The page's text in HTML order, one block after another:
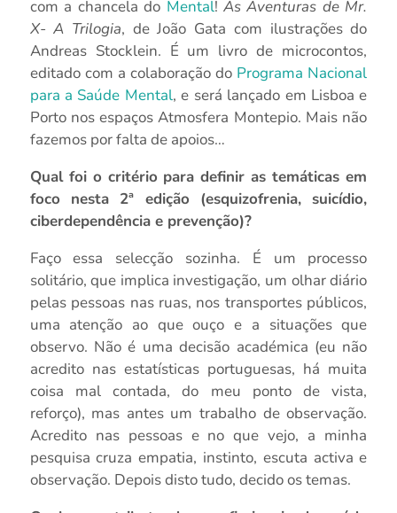
com a chancela do Mental! As Aventuras de Mr.
X- A Trilogia, de João Gata com ilustrações do
Andreas Stocklein. É um livro de microcontos,
editado com a colaboração do Programa Nacional
para a Saúde Mental, e será lançado em Lisboa e
Porto nos espaços Atmosfera Montepio. Mais não
fazemos por falta de apoios…
Qual foi o critério para definir as temáticas em
foco nesta 2ª edição (esquizofrenia, suicídio,
ciberdependência e prevenção)?
Faço essa selecção sozinha. É um processo
solitário, que implica investigação, um olhar diário
pelas pessoas nas ruas, nos transportes públicos,
uma atenção ao que ouço e a situações que
observo. Não é uma decisão académica (eu não
acredito nas estatísticas portuguesas, há muita
coisa mal contada, do meu ponto de vista,
reforço), mas antes um trabalho de observação.
Acredito nas pessoas e no que vejo, a minha
pesquisa cruza empatia, instinto, escuta activa e
observação. Depois disto tudo, decido os temas.